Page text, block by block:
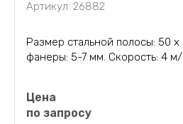
Артикул: 26882
Размер стальной полосы: 50
фанеры: 5-7 мм. Скорость: 4
Станок для производства
двойным отверстием SF3301
стальную полосу для её
Цена
по запросу